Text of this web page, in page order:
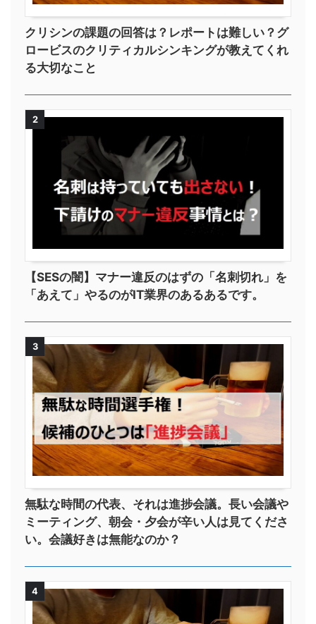
クリシンの課題の回答は？レポートは難しい？グ
ロービスのクリティカルシンキングが教えてくれ
る大切なこと
2
【SESの闇】マナー違反のはずの「名刺切れ」を
「あえて」やるのがIT業界のあるあるです。
3
無駄な時間の代表、それは進捗会議。長い会議や
ミーティング、朝会・夕会が辛い人は見てくださ
い。会議好きは無能なのか？
4